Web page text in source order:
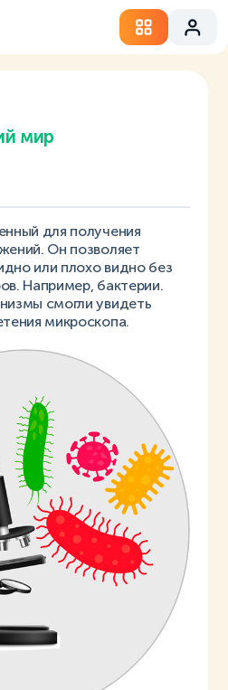
мир
для получения
Он позволяет
или плохо видно без
Например, бактерии.
смогли увидеть
микроскопа.